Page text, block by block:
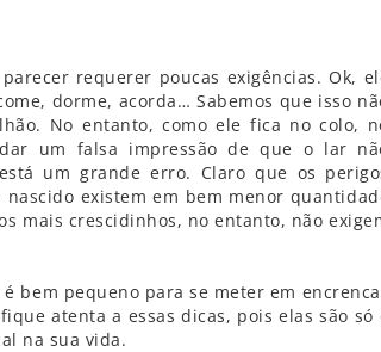
requerer poucas exigências. Ok,
dorme, acorda… Sabemos que isso
No entanto, como ele fica no colo,
um falsa impressão de que o lar
um grande erro. Claro que os
existem em bem menor
mais crescidinhos, no entanto, não
bem pequeno para se meter em
atenta a essas dicas, pois elas são só
na sua vida.